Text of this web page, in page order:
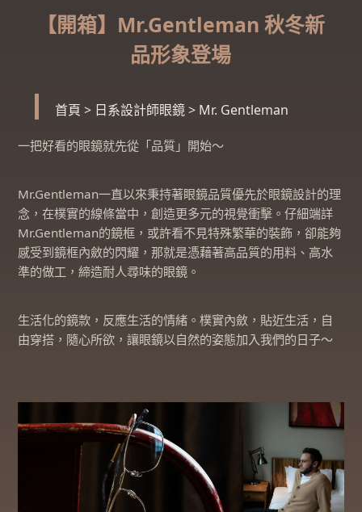
【開箱】Mr.Gentleman 秋冬新
品形象登場
首頁 > 日系設計師眼鏡> Mr. Gentleman
一把好看的眼鏡就先從「品質」開始～
Mr.Gentleman一直以來秉持著眼鏡品質優先於眼鏡設計的理
念，在樸實的線條當中，創造更多元的視覺衝擊。仔細端詳
Mr.Gentleman的鏡框，或許看不見特殊繁華的裝飾，卻能夠
感受到鏡框內斂的閃耀，那就是憑藉著高品質的用料、高水
準的做工，締造耐人尋味的眼鏡。
生活化的鏡款，反應生活的情緒。樸實內斂，貼近生活，自
由穿搭，隨心所欲，讓眼鏡以自然的姿態加入我們的日子～